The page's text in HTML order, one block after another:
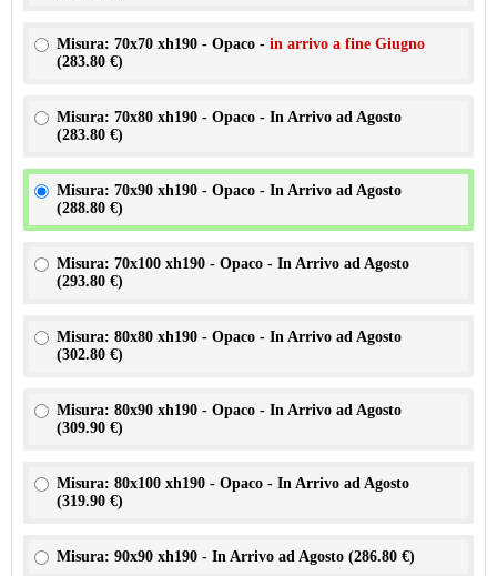
Misura: 70x70 xh190 - Opaco - in arrivo a fine Giugno
(283.80 €)
Misura: 70x80 xh190 - Opaco - In Arrivo ad Agosto
(283.80 €)
Misura: 70x90 xh190 - Opaco - In Arrivo ad Agosto
(288.80 €)
Misura: 70x100 xh190 - Opaco - In Arrivo ad Agosto
(293.80 €)
Misura: 80x80 xh190 - Opaco - In Arrivo ad Agosto
(302.80 €)
Misura: 80x90 xh190 - Opaco - In Arrivo ad Agosto
(309.90 €)
Misura: 80x100 xh190 - Opaco - In Arrivo ad Agosto
(319.90 €)
Misura: 90x90 xh190 - In Arrivo ad Agosto (286.80 €)